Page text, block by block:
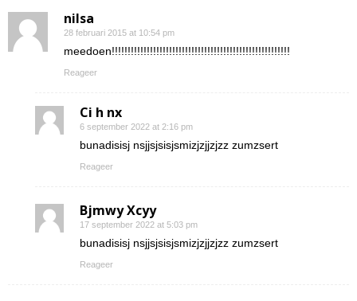
nilsa
28 februari 2015 at 10:54 pm
meedoen!!!!!!!!!!!!!!!!!!!!!!!!!!!!!!!!!!!!!!!!!!!!!!!!!!!!!!!!
Reageer
Ci h nx
6 september 2022 at 2:16 pm
bunadisisj nsjjsjsisjsmizjzjjzjzz zumzsert
Reageer
Bjmwy Xcyy
17 september 2022 at 5:03 pm
bunadisisj nsjjsjsisjsmizjzjjzjzz zumzsert
Reageer